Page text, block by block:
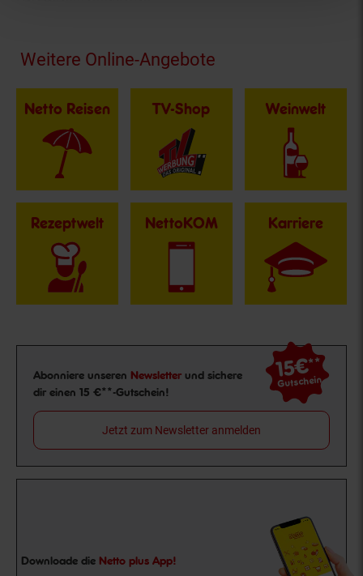
Fußzeile
Weitere Online-Angebote
Netto Reisen TV-Shop Weinwelt
Rezeptwelt NettoKOM Karriere
Newsletter Anmeldung
Abonniere unseren Newsletter und sichere
dir einen 15 €**-Gutschein!
15€**
Gutschein
Jetzt zum Newsletter anmelden
Downloade die Netto plus App!